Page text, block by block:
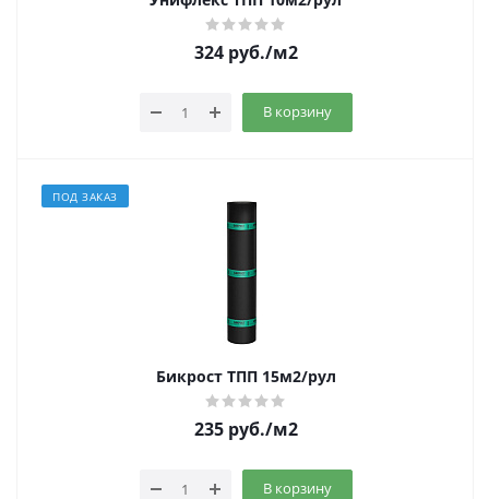
324руб./м2
В корзину
ПОД ЗАКАЗ
Бикрост ТПП 15м2/рул
235руб./м2
В корзину